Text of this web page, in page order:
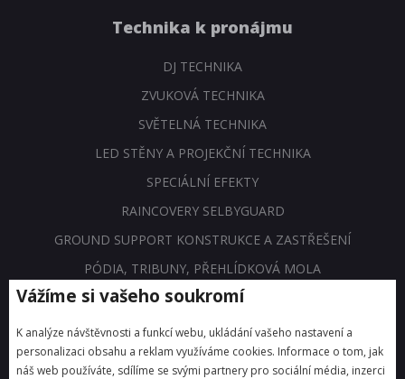
Technika k pronájmu
DJ TECHNIKA
ZVUKOVÁ TECHNIKA
SVĚTELNÁ TECHNIKA
LED STĚNY A PROJEKČNÍ TECHNIKA
SPECIÁLNÍ EFEKTY
RAINCOVERY SELBYGUARD
GROUND SUPPORT KONSTRUKCE A ZASTŘEŠENÍ
PÓDIA, TRIBUNY, PŘEHLÍDKOVÁ MOLA
NŮŽKOVÉ A STREČOVÉ STANY
DALŠÍ TECHNIKA A SLUŽBY
3D VIZUALIZACE SCÉN
Vážíme si vašeho soukromí
K analýze návštěvnosti a funkcí webu, ukládání vašeho nastavení a
personalizaci obsahu a reklam využíváme cookies. Informace o tom, jak
náš web používáte, sdílíme se svými partnery pro sociální média, inzerci